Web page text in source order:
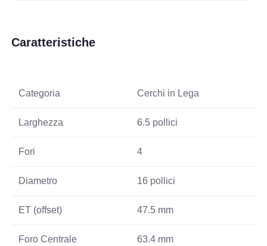
Caratteristiche
Categoria Cerchi in Lega
Larghezza 6.5 pollici
Fori 4
Diametro 16 pollici
ET (offset) 47.5 mm
Foro Centrale 63.4 mm